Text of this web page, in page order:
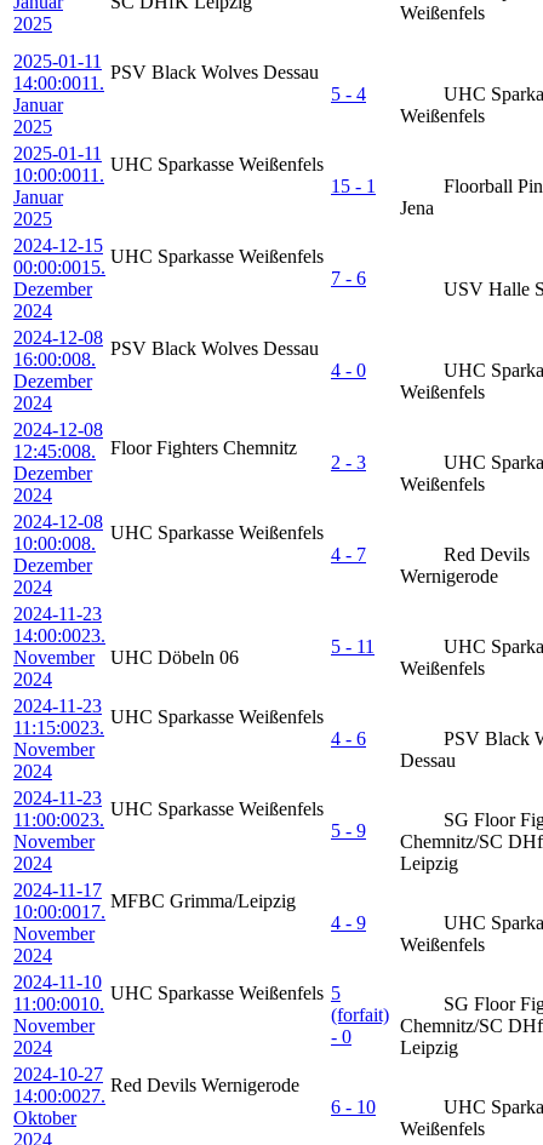
2025
Weißenfels
2025-01-11
14:00:0011.
Januar
2025
PSV Black Wolves Dessau
5 - 4
UHC
Weißenfels
2025-01-11
10:00:0011.
Januar
2025
UHC Sparkasse Weißenfels
15 - 1
Floorball
Jena
2024-12-15
00:00:0015.
Dezember
2024
UHC Sparkasse Weißenfels
7 - 6
USV Halle
2024-12-08
16:00:008.
Dezember
2024
PSV Black Wolves Dessau
4 - 0
UHC
Weißenfels
2024-12-08
12:45:008.
Dezember
2024
Floor Fighters Chemnitz
2 - 3
UHC
Weißenfels
2024-12-08
10:00:008.
Dezember
2024
UHC Sparkasse Weißenfels
4 - 7
Red Devils
Wernigerode
2024-11-23
14:00:0023.
November
2024
UHC Döbeln 06
5 - 11
UHC
Weißenfels
2024-11-23
11:15:0023.
November
2024
UHC Sparkasse Weißenfels
4 - 6
PSV Black
Dessau
2024-11-23
11:00:0023.
November
2024
UHC Sparkasse Weißenfels
5 - 9
SG Floor
Chemnitz/SC
Leipzig
2024-11-17
10:00:0017.
November
2024
MFBC Grimma/Leipzig
4 - 9
UHC
Weißenfels
2024-11-10
11:00:0010.
November
2024
UHC Sparkasse Weißenfels 5
(forfait)
- 0
SG Floor
Chemnitz/SC
Leipzig
2024-10-27
14:00:0027.
Oktober
2024
Red Devils Wernigerode
6 - 10
UHC
Weißenfels